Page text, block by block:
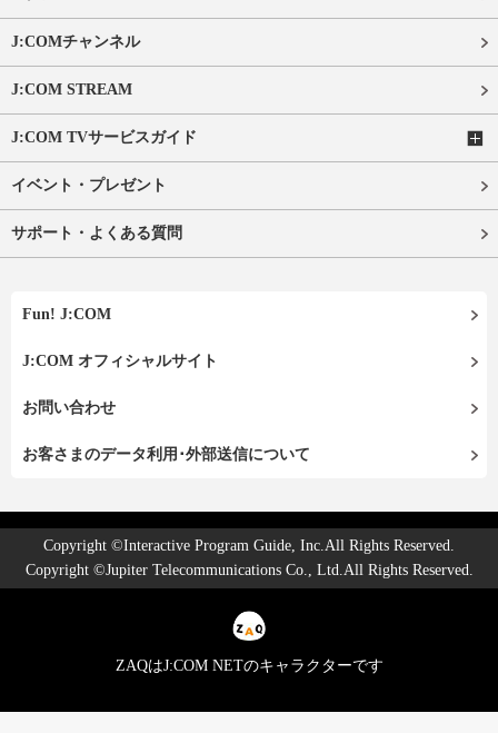
J:COMチャンネル
J:COM STREAM
J:COM TVサービスガイド
イベント・プレゼント
サポート・よくある質問
Fun! J:COM
J:COM オフィシャルサイト
お問い合わせ
お客さまのデータ利用･外部送信について
Copyright ©Interactive Program Guide, Inc.All Rights Reserved.
Copyright ©Jupiter Telecommunications Co., Ltd.All Rights Reserved.
ZAQはJ:COM NETのキャラクターです